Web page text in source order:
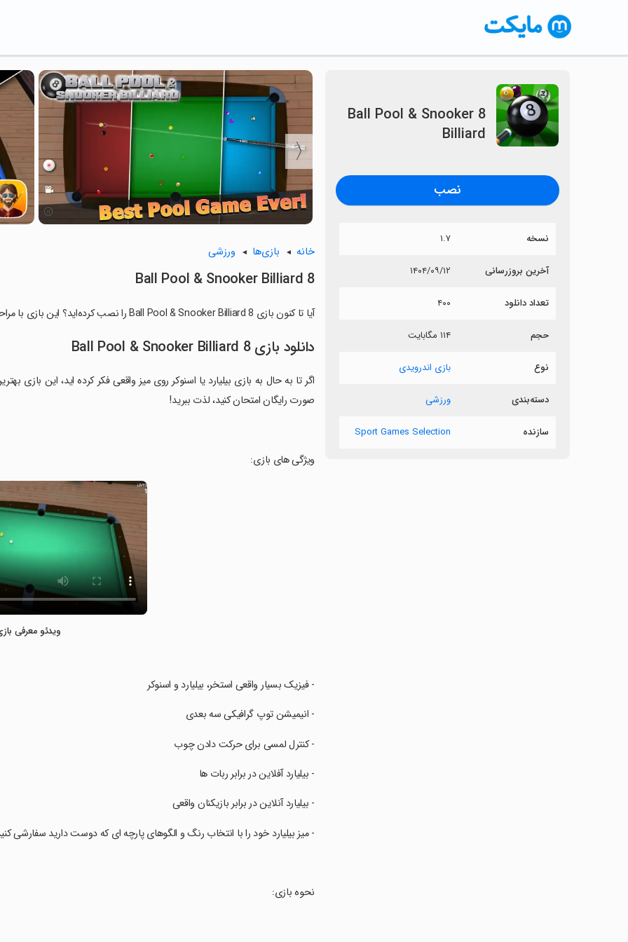
8 Ball Pool & Snooker
Billiard
نصب
نسخه ۱.۷
آخرین بروزرسانی ۱۴۰۴/۰۹/۱۲
تعداد دانلود ۴۰۰
حجم ۱۱۴ مگابایت
نوع بازی اندرویدی
دسته‌بندی ورزشی
سازنده Sport Games Selection
〈
خانه بازی‌ها ورزشی
8 Ball Pool & Snooker Billiard
آیا تا کنون بازی 8 Ball Pool & Snooker Billiard را نصب کرده‌اید؟ این بازی با مراحل جذاب و گیم‌پلی سرگرم‌کننده خود، شما را ساعت‌ها درگیر می‌کند.
دانلود بازی 8 Ball Pool & Snooker Billiard
اگر تا به حال به بازی بیلیارد یا اسنوکر روی میز واقعی فکر کرده اید، این بازی
صورت رایگان امتحان کنید، لذت ببرید!
‏ویژگی های بازی:
ویدئو معرفی
‏- فیزیک بسیار واقعی استخر، بیلیارد و اسنوکر
‏- انیمیشن توپ گرافیکی سه بعدی
‏- کنترل لمسی برای حرکت دادن چوب
‏- بیلیارد آفلاین در برابر ربات ها
‏- بیلیارد آنلاین در برابر بازیکنان واقعی
‏- میز بیلیارد خود را با انتخاب رنگ و الگوهای پارچه ای که دوست دارید سفارشی
‏نحوه بازی: